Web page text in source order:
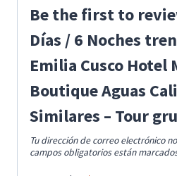
Be the first to
Días / 6 Noches
Emilia Cusco Hotel
Boutique Aguas
Similares – Tour
Tu dirección de correo electrónico
campos obligatorios están